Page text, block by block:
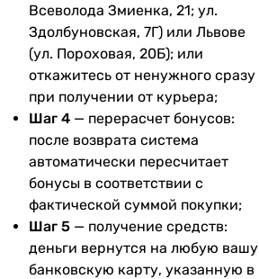
Всеволода Змиенка, 21; ул.
Здолбуновская, 7Г) или Львове
(ул. Пороховая, 20Б); или
откажитесь от ненужного сразу
при получении от курьера;
Шаг 4 — перерасчет бонусов:
после возврата система
автоматически пересчитает
бонусы в соответствии с
фактической суммой покупки;
Шаг 5 — получение средств:
деньги вернутся на любую вашу
банковскую карту, указанную в